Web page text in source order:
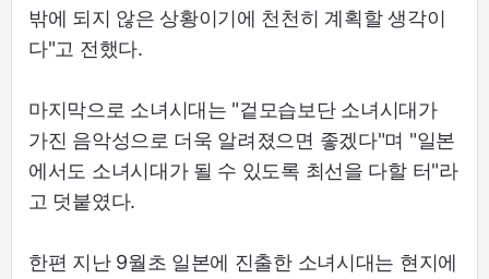
밖에 되지 않은 상황이기에 천천히 계획할 생각이
다"고 전했다.
마지막으로 소녀시대는 "겉모습보단 소녀시대가
가진 음악성으로 더욱 알려졌으면 좋겠다"며 "일본
에서도 소녀시대가 될 수 있도록 최선을 다할 터"라
고 덧붙였다.
한편 지난 9월초 일본에 진출한 소녀시대는 현지에